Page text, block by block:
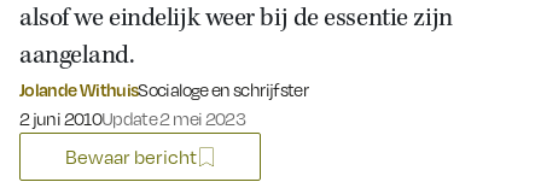
alsof we eindelijk weer bij de essentie zijn
aangeland.
Jolande WithuisSocialoge en schrijfster
Gepubliceerd op:
2 juni 2010Update 2 mei 2023
Bewaar bericht